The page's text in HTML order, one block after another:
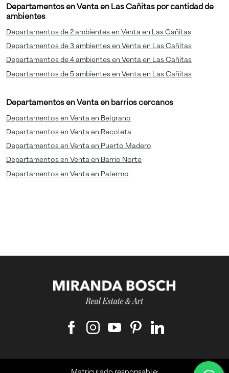
Departamentos en Venta en Las Cañitas por cantidad de
ambientes
Departamentos de 2 ambientes en Venta en Las Cañitas
Departamentos de 3 ambientes en Venta en Las Cañitas
Departamentos de 4 ambientes en Venta en Las Cañitas
Departamentos de 5 ambientes en Venta en Las Cañitas
Departamentos en Venta en barrios cercanos
Departamentos en Venta en Belgrano
Departamentos en Venta en Recoleta
Departamentos en Venta en Puerto Madero
Departamentos en Venta en Barrio Norte
Departamentos en Venta en Palermo